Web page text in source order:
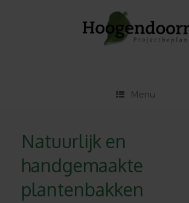
Menu
Natuurlijk en
handgemaakte
plantenbakken